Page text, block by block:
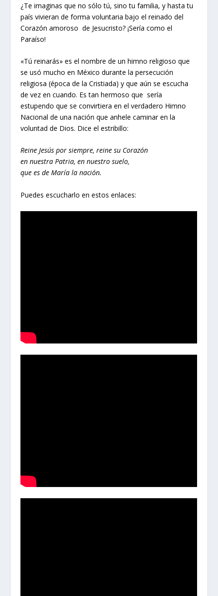
¿Te imaginas que no sólo tú, sino tu familia, y hasta tu
país vivieran de forma voluntaria bajo el reinado del
Corazón amoroso de Jesucristo? ¡Sería como el
Paraíso!
«Tú reinarás» es el nombre de un himno religioso que
se usó mucho en México durante la persecución
religiosa (época de la Cristiada) y que aún se escucha
de vez en cuando. Es tan hermoso que sería
estupendo que se convirtiera en el verdadero Himno
Nacional de una nación que anhele caminar en la
voluntad de Dios. Dice el estribillo:
Reine Jesús por siempre, reine su Corazón
en nuestra Patria, en nuestro suelo,
que es de María la nación.
Puedes escucharlo en estos enlaces: